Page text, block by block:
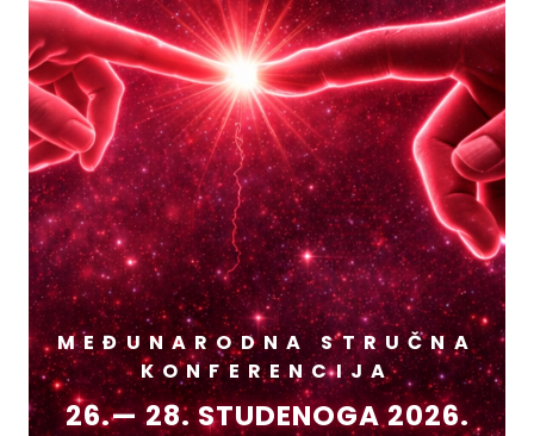
MEĐUNARODNA STRUČNA
KONFERENCIJA
26.— 28. STUDENOGA 2026.